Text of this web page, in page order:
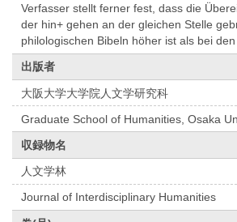
Verfasser stellt ferner fest, dass die
der hin+ gehen an der gleichen Stelle
philologischen Bibeln höher ist als bei
出版者
大阪大学大学院人文学研究科
Graduate School of Humanities, Osaka
収録物名
人文学林
Journal of Interdisciplinary Humanities